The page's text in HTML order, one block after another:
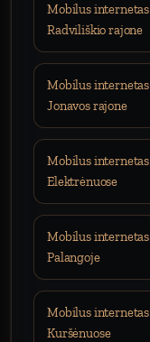
Mobilus internetas
Radviliškio rajone
Mobilus internetas
Jonavos rajone
Mobilus internetas
Elektrėnuose
Mobilus internetas
Palangoje
Mobilus internetas
Kuršėnuose